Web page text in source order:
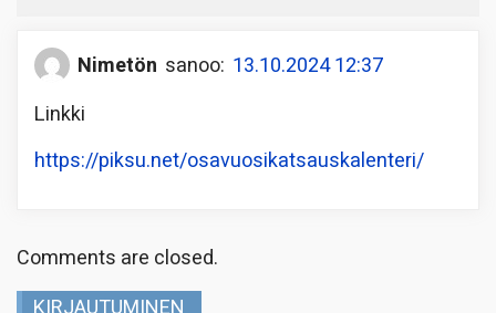
Nimetön sanoo: 13.10.2024 12:37
Linkki
https://piksu.net/osavuosikatsauskalenteri/
Comments are closed.